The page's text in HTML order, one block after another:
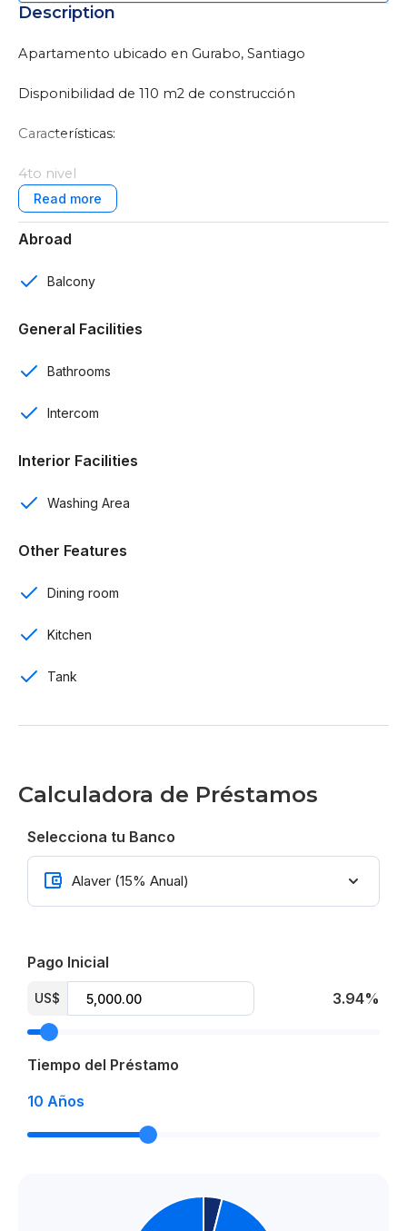
Description
Apartamento ubicado en Gurabo, Santiago
Disponibilidad de 110 m2 de construcción
Características:
4to nivel
3 rooms
Sala
Cocina
Desayunador
Comedor
Área de lavado
Abroad
Balcony
General Facilities
Bathrooms
Intercom
Interior Facilities
Washing Area
Other Features
Dining room
Kitchen
Tank
Calculadora de Préstamos
Selecciona tu Banco
Pago Inicial
US$ 3.94%
Tiempo del Préstamo
10 Años